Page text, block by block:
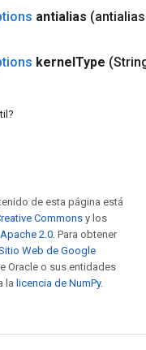
antialias
kernelType
de esta página está
Commons y los
2.0. Para obtener
Web de Google
Oracle o sus entidades
la licencia de NumPy.